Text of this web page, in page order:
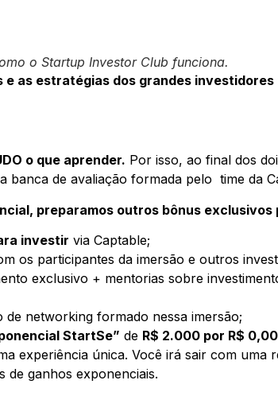
o Startup Investor Club funciona.
e as estratégias dos grandes investidores
o que aprender. Por isso, ao final dos
banca de avaliação formada pelo time da
preparamos outros bônus exclusivos
investir via Captable;
os participantes da imersão e outros
exclusivo + mentorias sobre
networking formado nessa imersão;
StartSe” de R$ 2.000 por R$
experiência única. Você irá sair com uma
de ganhos exponenciais.